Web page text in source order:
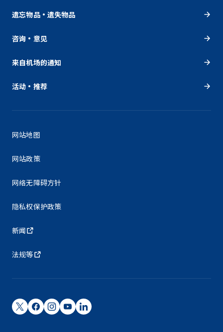
遗忘物品・遗失物品
咨询・意见
来自机场的通知
活动・推荐
网站地图
网站政策
网络无障碍方针
隐私权保护政策
新闻
法规等